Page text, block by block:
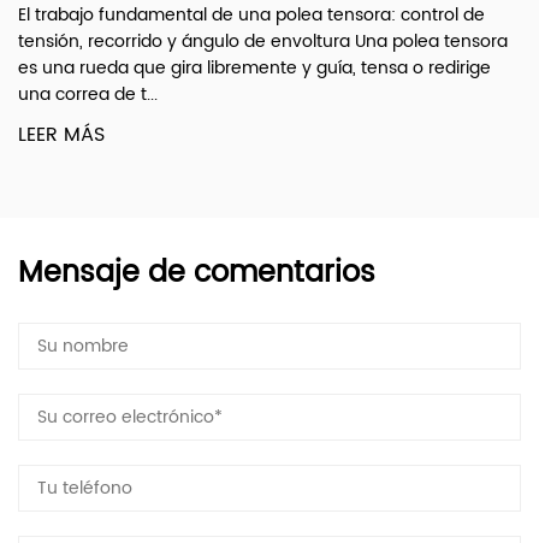
polea tensora: control de
Una polea tensora
y guía, tensa o redirige
¿Qué son? Enlaces de
arrastre de dirección Son
transfieren el movimiento de
Mensaje de comentarios